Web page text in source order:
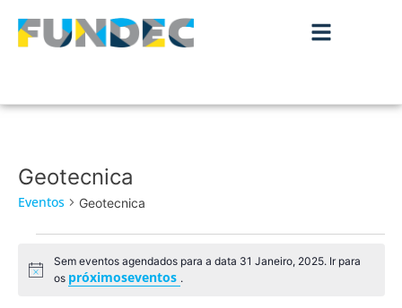
Geotecnica
Eventos Geotecnica
Aviso
Sem eventos agendados para a data 31 Janeiro, 2025. Ir para
os próximoseventos .